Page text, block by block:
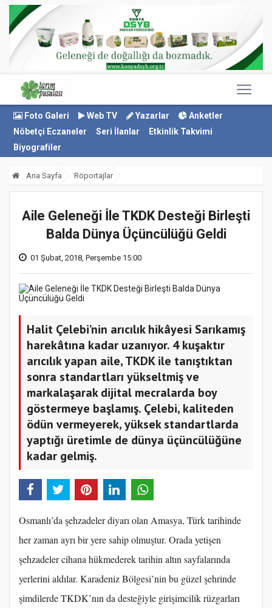
Foto Galeri Web TV Yazarlar
Anketler
Nöbetçi Eczaneler
Seri İlanlar
Etkinlik Takvimi
Biyografiler
Ana Sayfa Röportajlar
Aile Geleneği İle TKDK Desteği Birleşti
Balda Dünya Üçüncülüğü Geldi
01 Şubat, 2018, Perşembe 15:00
Halit Çelebi’nin arıcılık hikâyesi Sarıkamış
harekâtına kadar uzanıyor. 4 kuşaktır
arıcılık yapan aile, TKDK ile tanıştıktan
sonra standartları yükseltmiş ve
markalaşarak dijital mecralarda boy
göstermeye başlamış. Çelebi, kaliteden
ödün vermeyerek, yüksek standartlarda
yaptığı üretimle de dünya üçüncülüğüne
kadar gelmiş.
Osmanlı’da şehzadeler diyarı olan Amasya, Türk tarihinde
her zaman ayrı bir yere sahip olmuştur. Orada yetişen
şehzadeler cihana hükmederek tarihin altın sayfalarında
yerlerini aldılar. Karadeniz Bölgesi’nin bu güzel şehrinde
şimdilerde TKDK’nın da desteğiyle girişimcilik rüzgarları